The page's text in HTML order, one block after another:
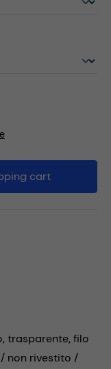
desired
cart
trasparente, filo
non rivestito /